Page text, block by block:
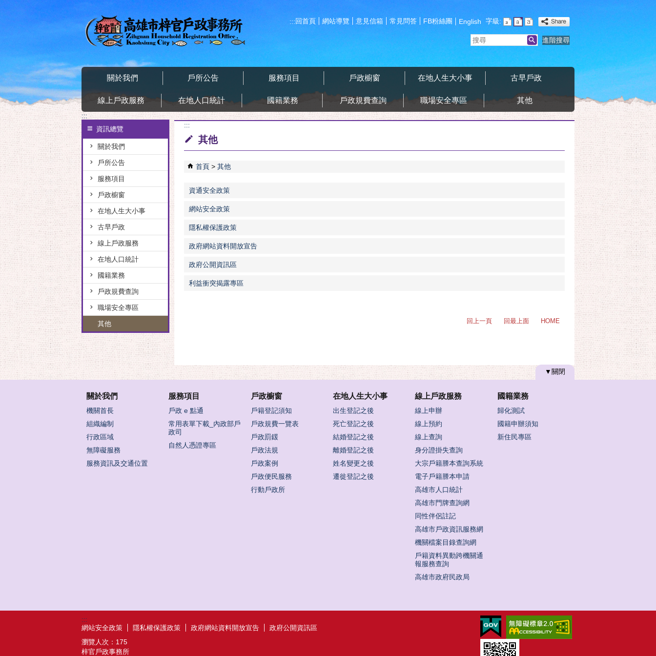
跳到主要內容區塊
:::回首頁 網站導覽 意見信箱 常見問答 FB粉絲團 English 字級:
搜
進階搜尋
關於我們 戶所公告 服務項目 戶政櫥窗 在地人生大小事 古早戶政
線上戶政服務 在地人口統計 國籍業務 戶政規費查詢 職場安全專區 其他
:::
資訊總覽
關於我們
戶所公告
服務項目
戶政櫥窗
在地人生大小事
古早戶政
線上戶政服務
在地人口統計
國籍業務
戶政規費查詢
職場安全專區
其他
:::
其他
首頁 其他
資通安全政策
網站安全政策
隱私權保護政策
政府網站資料開放宣告
政府公開資訊區
利益衝突揭露專區
回上一頁 回最上面 HOME
▼關閉
關於我們
機關首長
組織編制
行政區域
無障礙服務
服務資訊及交通位置
服務項目
戶政 e 點通
常用表單下載_內政部戶
政司
自然人憑證專區
戶政櫥窗
戶籍登記須知
戶政規費一覽表
戶政罰鍰
戶政法規
戶政案例
戶政便民服務
行動戶政所
在地人生大小事
出生登記之後
死亡登記之後
結婚登記之後
離婚登記之後
姓名變更之後
遷徙登記之後
線上戶政服務
線上申辦
線上預約
線上查詢
身分證掛失查詢
大宗戶籍謄本查詢系統
電子戶籍謄本申請
高雄市人口統計
高雄市門牌查詢網
同性伴侶註記
高雄市戶政資訊服務網
機關檔案目錄查詢網
戶籍資料異動跨機關通
報服務查詢
高雄市政府民政局
國籍業務
歸化測試
國籍申辦須知
新住民專區
:::
網站安全政策
隱私權保護政策 政府網站資料開放宣告
政府公開資訊區
瀏覽人次： 175
梓官戶政事務所